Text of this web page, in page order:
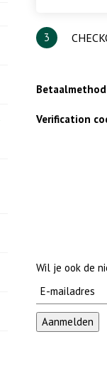
3
Verification
Wil je ook de